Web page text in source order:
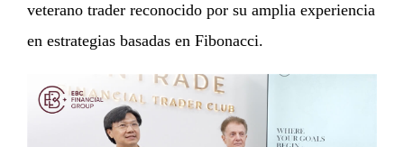
veterano trader reconocido por su amplia experiencia
en estrategias basadas en Fibonacci.